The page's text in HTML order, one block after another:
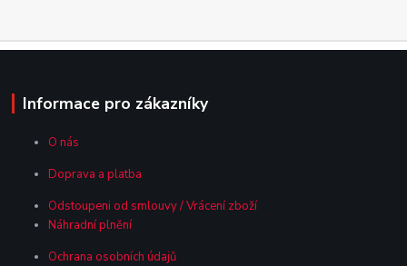
Informace pro zákazníky
O nás
Doprava a platba
Odstoupeni od smlouvy / Vrácení zboží
Náhradní plnění
Ochrana osobních údajů